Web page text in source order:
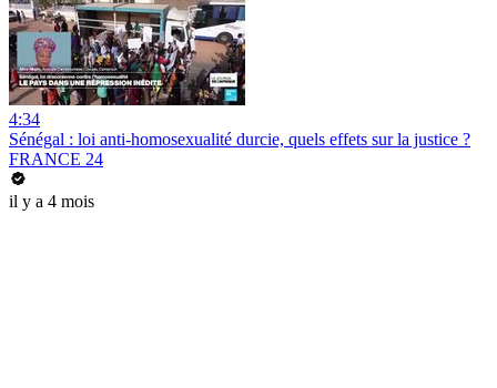
4:34
Sénégal : loi anti-homosexualité durcie, quels effets sur la justice ?
FRANCE 24
il y a 4 mois